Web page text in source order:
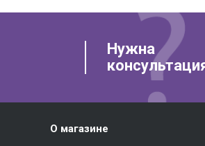
Нужна
О магазине